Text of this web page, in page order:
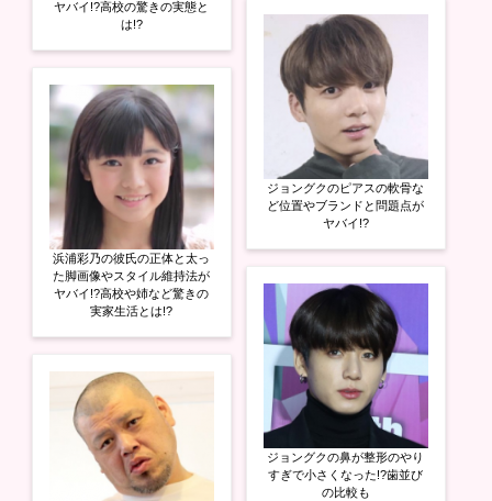
ヤバイ!?高校の驚きの実態と
は!?
浜浦彩乃の彼氏の正体と太っ
た脚画像やスタイル維持法が
ヤバイ!?高校や姉など驚きの
実家生活とは!?
ジョングクのピアスの軟骨な
ど位置やブランドと問題点が
ヤバイ!?
ジョングクの鼻が整形のやり
すぎで小さくなった!?歯並び
の比較も